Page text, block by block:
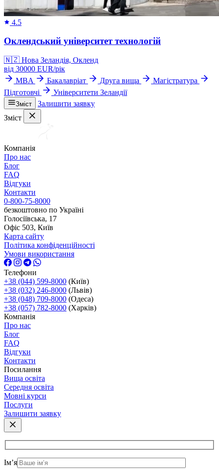
4.5
Оклендський університет технологій
🇳🇿 Нова Зеландія, Окленд
від 30000 EUR/рік
MBA
Бакалавріат Друга вища
Магістратура
Підготовчі
Університети Зеландії
Зміст
Залишити заявку
Зміст
Компанія
Про нас
Блог
FAQ
Відгуки
Контакти
0-800-75-8000
безкоштовно по Україні
Голосіївська, 17
Офіс 503, Київ
Карта сайту
Політика конфіденційності
Умови використання
Телефони
+38 (044) 599-8000 (Київ)
+38 (032) 246-8000 (Львів)
+38 (048) 709-8000 (Одеса)
+38 (057) 782-8000 (Харків)
Компанія
Про нас
Блог
FAQ
Відгуки
Контакти
Посилання
Вища освіта
Середня освіта
Мовні курси
Послуги
Залишити заявку
Ім’я